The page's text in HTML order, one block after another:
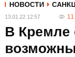
НОВОСТИ
13.01.22 12:57 11
В Кремле